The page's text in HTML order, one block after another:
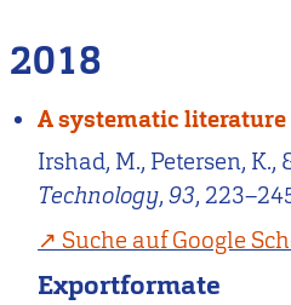
2018
A systematic literature
Irshad, M., Petersen,
Technology,93,
Suche auf Google
Exportformate